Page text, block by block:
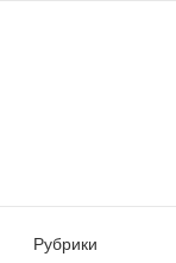
Рубрики